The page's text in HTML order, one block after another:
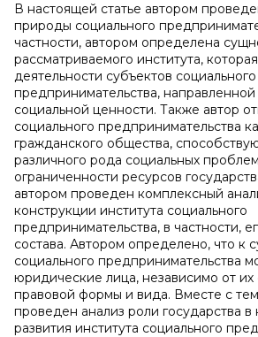
В настоящей статье автором
природы социального
частности, автором определена
рассматриваемого института,
деятельности субъектов социального
предпринимательства,
социальной ценности. Также автор
социального предпринимательства
гражданского общества,
различного рода социальных
ограниченности ресурсов
автором проведен комплексный
конструкции института социального
предпринимательства, в частности,
состава. Автором определено, что к
социального предпринимательства
юридические лица, независимо от их
правовой формы и вида. Вместе с
проведен анализ роли государства в
развития института социального